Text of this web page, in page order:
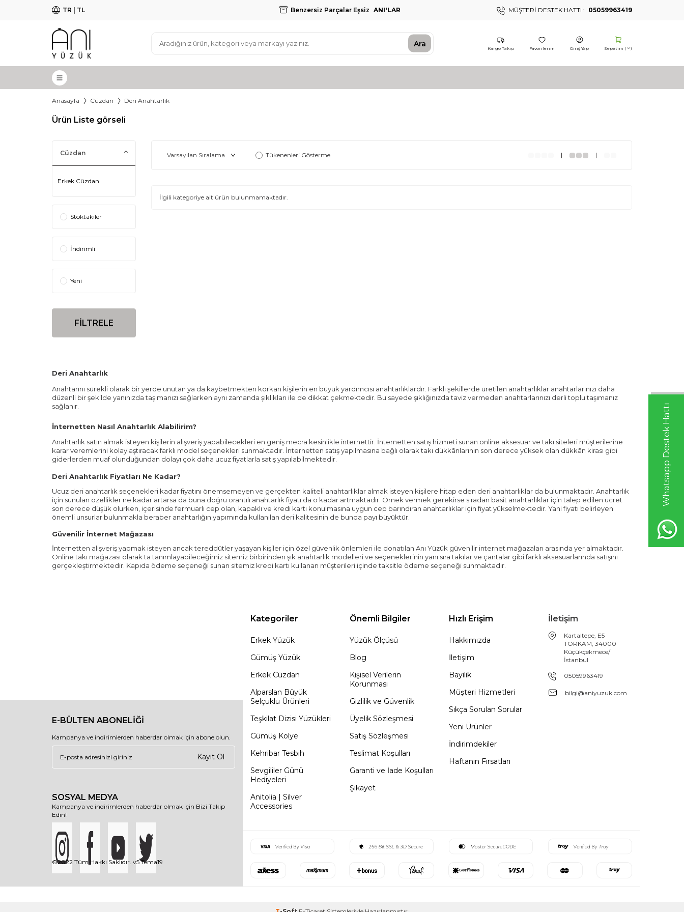
Whatsapp Destek Hattı
TR | TL Benzersiz Parçalar Eşsiz ANI'LAR MÜŞTERI DESTEK HATTI : 05059963419
Ara
Kargo Takip Favorilerim Giriş Yap Sepetim ( 0 )
Anasayfa Cüzdan Deri Anahtarlık
Ürün Liste görseli
Cüzdan
Erkek Cüzdan
Stoktakiler
İndirimli
Yeni
FİLTRELE
Tükenenleri Gösterme
İlgili kategoriye ait ürün bulunmamaktadır.
Deri Anahtarlık
Anahtarını sürekli olarak bir yerde unutan ya da kaybetmekten korkan kişilerin en büyük yardımcısı anahtarlıklardır. Farklı şekillerde üretilen anahtarlıklar anahtarlarınızı daha
düzenli bir şekilde yanınızda taşımanızı sağlarken aynı zamanda şıklıkları ile de dikkat çekmektedir. Bu sayede şıklığınızda taviz vermeden anahtarlarınızı derli toplu taşımanız
sağlanır.
İnternetten Nasıl Anahtarlık Alabilirim?
Anahtarlık satın almak isteyen kişilerin alışveriş yapabilecekleri en geniş mecra kesinlikle internettir. İnternetten satış hizmeti sunan online aksesuar ve takı siteleri müşterilerine
karar veremlerini kolaylaştıracak farklı model seçenekleri sunmaktadır. İnternetten satış yapılmasına bağlı olarak takı dükkânlarının son derece yüksek olan dükkân kirası gibi
giderlerden muaf olunduğundan dolayı çok daha ucuz fiyatlarla satış yapılabilmektedir.
Deri Anahtarlık Fiyatları Ne Kadar?
Ucuz deri anahtarlık seçenekleri kadar fiyatını önemsemeyen ve gerçekten kaliteli anahtarlıklar almak isteyen kişilere hitap eden deri anahtarlıklar da bulunmaktadır. Anahtarlık
için sunulan özellikler ne kadar artarsa da buna doğru orantılı anahtarlık fiyatı da o kadar artmaktadır. Örnek vermek gerekirse sıradan basit anahtarlıklar için talep edilen ücret
son derece düşük olurken, içerisinde fermuarlı cep olan, kapaklı ve kredi kartı konulmasına uygun cep barındıran anahtarlıklar için fiyat yükselmektedir. Yani fiyatı belirleyen
önemli unsurlar bulunmakla beraber anahtarlığın yapımında kullanılan deri kalitesinin de bunda payı büyüktür.
Güvenilir İnternet Mağazası
İnternetten alışveriş yapmak isteyen ancak tereddütler yaşayan kişiler için özel güvenlik önlemleri ile donatılan Anı Yüzük güvenilir internet mağazaları arasında yer almaktadır.
Online takı mağazası olarak ta tanımlayabileceğimiz sitemiz birbirinden şık anahtarlık modelleri ve seçeneklerinin yanı sıra takılar ve çantalar gibi farklı aksesuarlarında satışını
gerçekleştirmektedir. Kapıda ödeme seçeneği sunan sitemiz kredi kartı kullanan müşterileri içinde taksitle ödeme seçeneği sunmaktadır.
E-BÜLTEN ABONELİĞİ
Kampanya ve indirimlerden haberdar olmak için abone olun.
Kayıt Ol
SOSYAL MEDYA
Kampanya ve indirimlerden haberdar olmak için Bizi Takip
Edin!
©2022 Tüm Hakkı Saklıdır. v5 Tema19
Kategoriler
Erkek Yüzük
Gümüş Yüzük
Erkek Cüzdan
Alparslan Büyük
Selçuklu Ürünleri
Teşkilat Dizisi Yüzükleri
Gümüş Kolye
Kehribar Tesbih
Sevgililer Günü
Hediyeleri
Anitolia | Silver
Accessories
Önemli Bilgiler
Yüzük Ölçüsü
Blog
Kişisel Verilerin
Korunması
Gizlilik ve Güvenlik
Üyelik Sözleşmesi
Satış Sözleşmesi
Teslimat Koşulları
Garanti ve İade Koşulları
Şikayet
Hızlı Erişim
Hakkımızda
İletişim
Bayilik
Müşteri Hizmetleri
Sıkça Sorulan Sorular
Yeni Ürünler
İndirimdekiler
Haftanın Fırsatları
İletişim
Kartaltepe, E5
TORKAM, 34000
Küçükçekmece/
İstanbul
05059963419
bilgi@aniyuzuk.com